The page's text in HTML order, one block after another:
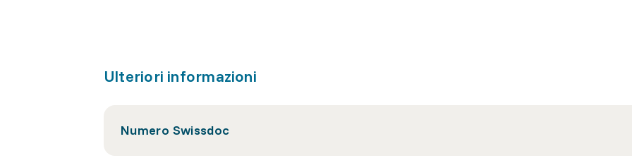
Ulteriori informazioni
Numero Swissdoc